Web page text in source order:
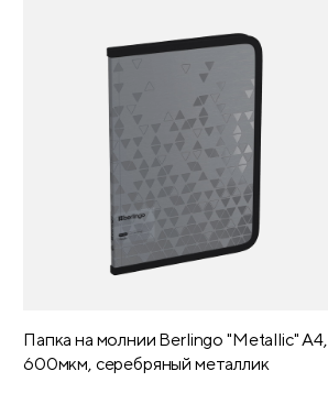
Папка на молнии Berlingo "Metallic" А4,
600мкм, серебряный металлик